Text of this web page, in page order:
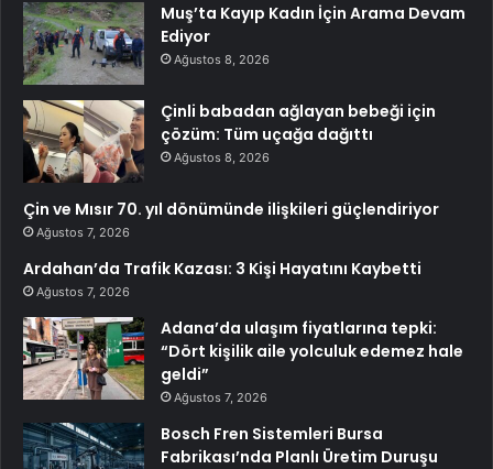
Muş’ta Kayıp Kadın İçin Arama Devam
Ediyor
Ağustos 8, 2026
Çinli babadan ağlayan bebeği için
çözüm: Tüm uçağa dağıttı
Ağustos 8, 2026
Çin ve Mısır 70. yıl dönümünde ilişkileri güçlendiriyor
Ağustos 7, 2026
Ardahan’da Trafik Kazası: 3 Kişi Hayatını Kaybetti
Ağustos 7, 2026
Adana’da ulaşım fiyatlarına tepki:
“Dört kişilik aile yolculuk edemez hale
geldi”
Ağustos 7, 2026
Bosch Fren Sistemleri Bursa
Fabrikası’nda Planlı Üretim Duruşu